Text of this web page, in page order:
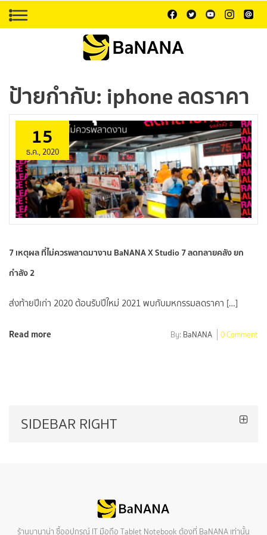
ป้ายกำกับ: iphone ลดราคา
15
ธ.ค., 2020
7 เหตุผล ที่ไม่ควรพลาดมางาน BaNANA X Studio 7 ลดทลายคลัง ยก
กำลัง 2
ส่งท้ายปีเก่า 2020 ต้อนรับปีใหม่ 2021 พบกับมหกรรมลดราคา […]
Read more By: BaNANA 0 Comment
SIDEBAR RIGHT
ร้านบานาน่า ซื้ออุปกรณ์ IT มือถือ Tablet Notebook ต้องที่ BaNANA เท่านั้น